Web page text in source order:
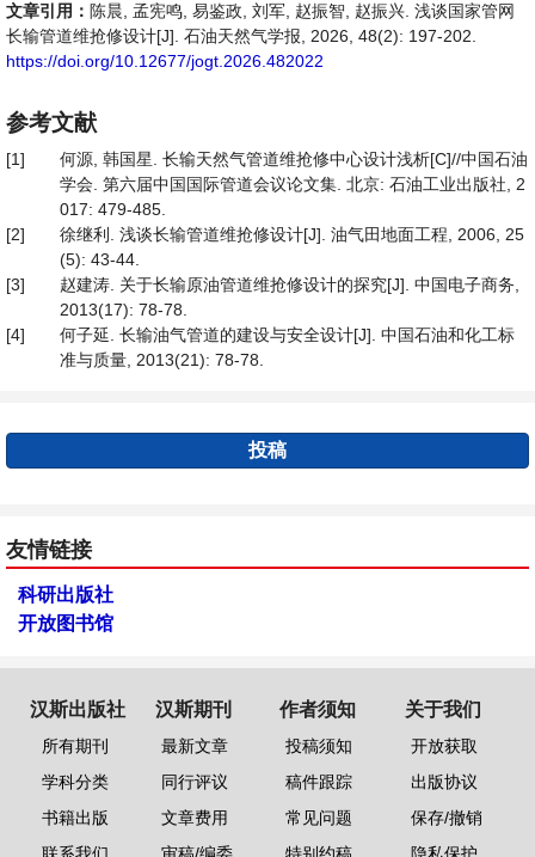
文章引用： 陈晨, 孟宪鸣, 易鉴政, 刘军, 赵振智, 赵振兴. 浅谈国家管网
长输管道维抢修设计[J]. 石油天然气学报, 2026, 48(2): 197-202.
https://doi.org/10.12677/jogt.2026.482022
参考文献
[1]
何源, 韩国星. 长输天然气管道维抢修中心设计浅析[C]//中国石油
学会. 第六届中国国际管道会议论文集. 北京: 石油工业出版社, 2
017: 479-485.
[2]
徐继利. 浅谈长输管道维抢修设计[J]. 油气田地面工程, 2006, 25
(5): 43-44.
[3]
赵建涛. 关于长输原油管道维抢修设计的探究[J]. 中国电子商务,
2013(17): 78-78.
[4]
何子延. 长输油气管道的建设与安全设计[J]. 中国石油和化工标
准与质量, 2013(21): 78-78.
投稿
友情链接
科研出版社
开放图书馆
汉斯出版社
所有期刊
学科分类
书籍出版
汉斯期刊
最新文章
同行评议
文章费用
作者须知
投稿须知
稿件跟踪
常见问题
关于我们
开放获取
出版协议
保存/撤销